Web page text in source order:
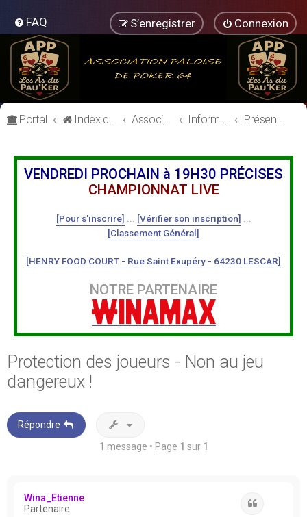
FAQ Connexion
S’enregistrer
Portal Index du forum Association Paloise de Poker Informations Générales Présentation des Membres
VENDREDI PROCHAIN à 19H30 PRÉCISES
CHAMPIONNAT LIVE
[Pour s'inscrire] [Vérifier son inscription]
[Classement Général]
[HENRY FOOD COURT - Rue Saint Exupéry - 64230 LESCAR]
NOTRE PARTENAIRE
Protection des joueurs - Non au jeu
dangereux !
Répondre
1 message • Page 1 sur 1
Wina_Etienne
Partenaire